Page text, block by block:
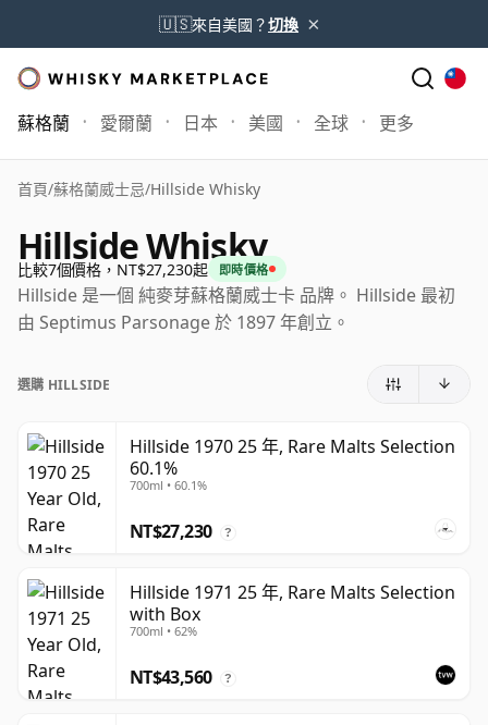
🇺🇸來自美國？切換 ×
蘇格蘭 愛爾蘭 日本 美國 全球 更多
首頁/蘇格蘭威士忌/Hillside Whisky
Hillside Whisky
比較7個價格，NT$27,230起 即時價格
Hillside 是一個 純麥芽蘇格蘭威士卡 品牌。 Hillside 最初
由 Septimus Parsonage 於 1897 年創立。
選購 HILLSIDE
Hillside 1970 25 年, Rare Malts Selection
60.1%
700ml • 60.1%
NT$27,230 ?
Hillside 1971 25 年, Rare Malts Selection
with Box
700ml • 62%
NT$43,560 ?